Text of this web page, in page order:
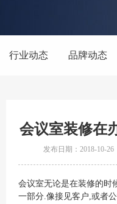
行业动态 品牌动态
会议室装修在
发布日期：2018-10-26
会议室无论是在装修的时
一部分.像接见客户,或者